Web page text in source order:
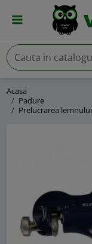
Acasa
Padure
Prelucrarea lemnului